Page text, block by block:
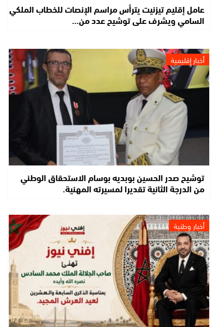
عامل إقليم تيزنيت يترأس مراسم الإنصات للخطاب الملكي
السامي ويشرف على توشيح عدد من…
أخبار إقليمية
توشيح صدر الحسين بوبديه بوسام الاستحقاق الوطني
من الدرجة الثانية تقديرا لمسيرته المهنية.
أخبار وطنية